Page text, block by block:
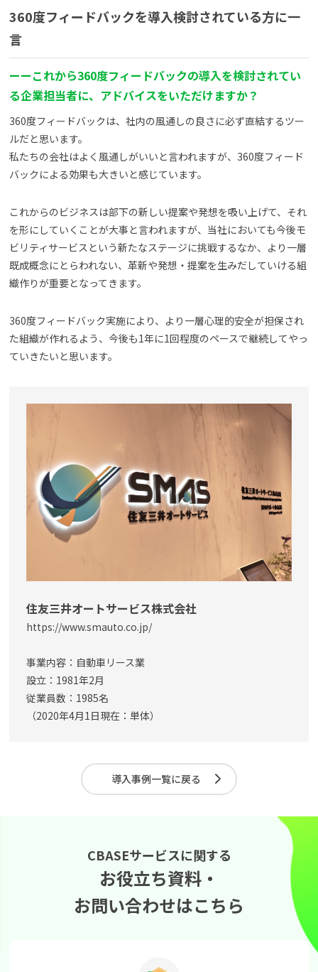
360度フィードバックを導入検討されている方に一
言
ーーこれから360度フィードバックの導入を検討されてい
る企業担当者に、アドバイスをいただけますか？
360度フィードバックは、社内の風通しの良さに必ず直結するツー
ルだと思います。
私たちの会社はよく風通しがいいと言われますが、360度フィード
バックによる効果も大きいと感じています。
これからのビジネスは部下の新しい提案や発想を吸い上げて、それ
を形にしていくことが大事と言われますが、当社においても今後モ
ビリティサービスという新たなステージに挑戦するなか、より一層
既成概念にとらわれない、革新や発想・提案を生みだしていける組
織作りが重要となってきます。
360度フィードバック実施により、より一層心理的安全が担保され
た組織が作れるよう、今後も1年に1回程度のペースで継続してやっ
ていきたいと思います。
住友三井オートサービス株式会社
https://www.smauto.co.jp/
事業内容：自動車リース業
設立：1981年2月
従業員数：1985名
（2020年4月1日現在：単体）
導入事例一覧に戻る
CBASEサービスに関する
お役立ち資料・
お問い合わせはこちら